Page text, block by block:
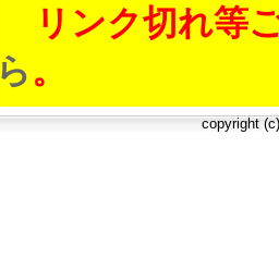
リンク切れ等
ら。
copyright